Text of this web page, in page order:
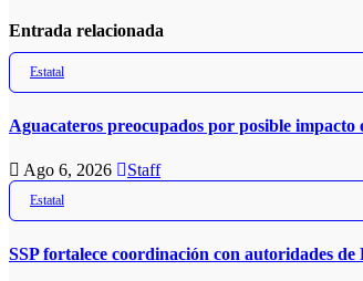
Entrada relacionada
Estatal
Aguacateros preocupados por posible
Ago 6, 2026 Staff
Estatal
SSP fortalece coordinación con autoridades